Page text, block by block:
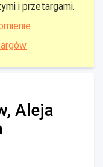
i przetargami.
Aleja